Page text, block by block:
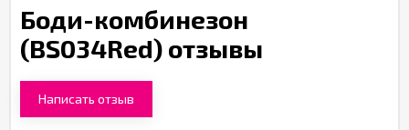
Боди-комбинезон
(BS034Red) отзывы
Написать отзыв